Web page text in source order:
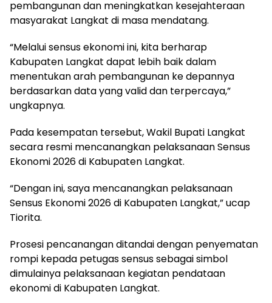
pembangunan dan meningkatkan kesejahteraan
masyarakat Langkat di masa mendatang.
“Melalui sensus ekonomi ini, kita berharap
Kabupaten Langkat dapat lebih baik dalam
menentukan arah pembangunan ke depannya
berdasarkan data yang valid dan terpercaya,”
ungkapnya.
Pada kesempatan tersebut, Wakil Bupati Langkat
secara resmi mencanangkan pelaksanaan Sensus
Ekonomi 2026 di Kabupaten Langkat.
“Dengan ini, saya mencanangkan pelaksanaan
Sensus Ekonomi 2026 di Kabupaten Langkat,” ucap
Tiorita.
Prosesi pencanangan ditandai dengan penyematan
rompi kepada petugas sensus sebagai simbol
dimulainya pelaksanaan kegiatan pendataan
ekonomi di Kabupaten Langkat.